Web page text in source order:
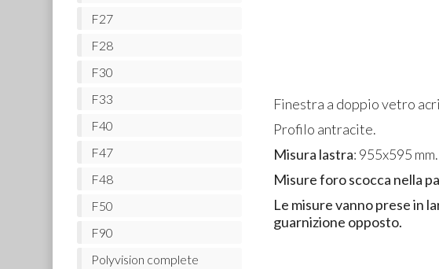
Finestra a doppio vetro
Profilo antracite.
Misura lastra: 955x595 mm.
Misure foro scocca nella
Le misure vanno prese in
guarnizione opposto.
F27
F28
F30
F33
F40
F47
F48
F50
F90
Polyvision complete